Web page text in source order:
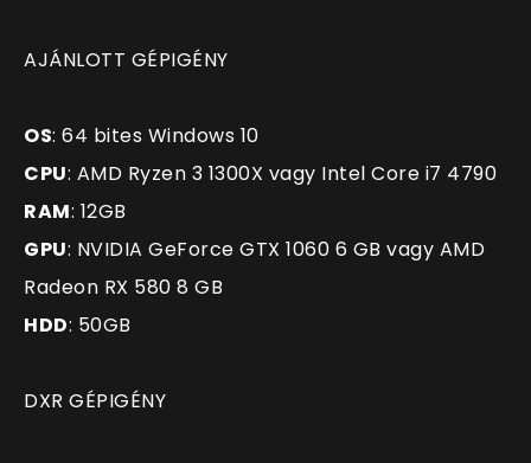
AJÁNLOTT GÉPIGÉNY
OS: 64 bites Windows 10
CPU: AMD Ryzen 3 1300X vagy Intel Core i7 4790
RAM: 12GB
GPU: NVIDIA GeForce GTX 1060 6 GB vagy AMD
Radeon RX 580 8 GB
HDD: 50GB
DXR GÉPIGÉNY